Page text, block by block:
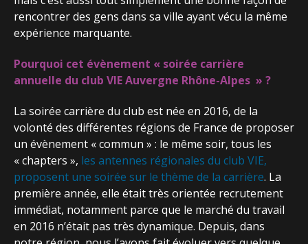
rencontrer des gens dans sa ville ayant vécu la même
expérience marquante.
Pourquoi cet évènement « soirée carrière
annuelle du club VIE Auvergne Rhône-Alpes » ?
La soirée carrière du club est née en 2016, de la
volonté des différentes régions de France de proposer
un évènement « commun » : le même soir, tous les
« chapters », les antennes régionales du club VIE,
proposent une soirée sur le thème de la carrière. La
première année, elle était très orientée recrutement
immédiat, notamment parce que le marché du travail
en 2016 n’était pas très dynamique. Depuis, dans